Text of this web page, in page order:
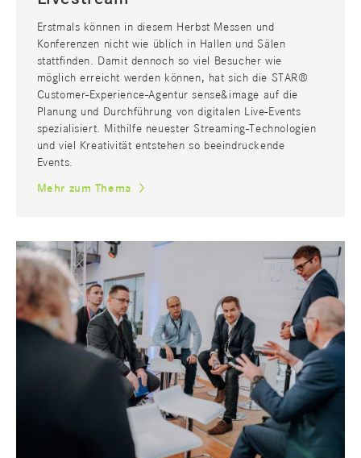
Erstmals können in diesem Herbst Messen und
Konferenzen nicht wie üblich in Hallen und Sälen
stattfinden. Damit dennoch so viel Besucher wie
möglich erreicht werden können, hat sich die STAR®
Customer-Experience-Agentur sense&image auf die
Planung und Durchführung von digitalen Live-Events
spezialisiert. Mithilfe neuester Streaming-Technologien
und viel Kreativität entstehen so beeindruckende
Events.
Mehr zum Thema
MEDIEN